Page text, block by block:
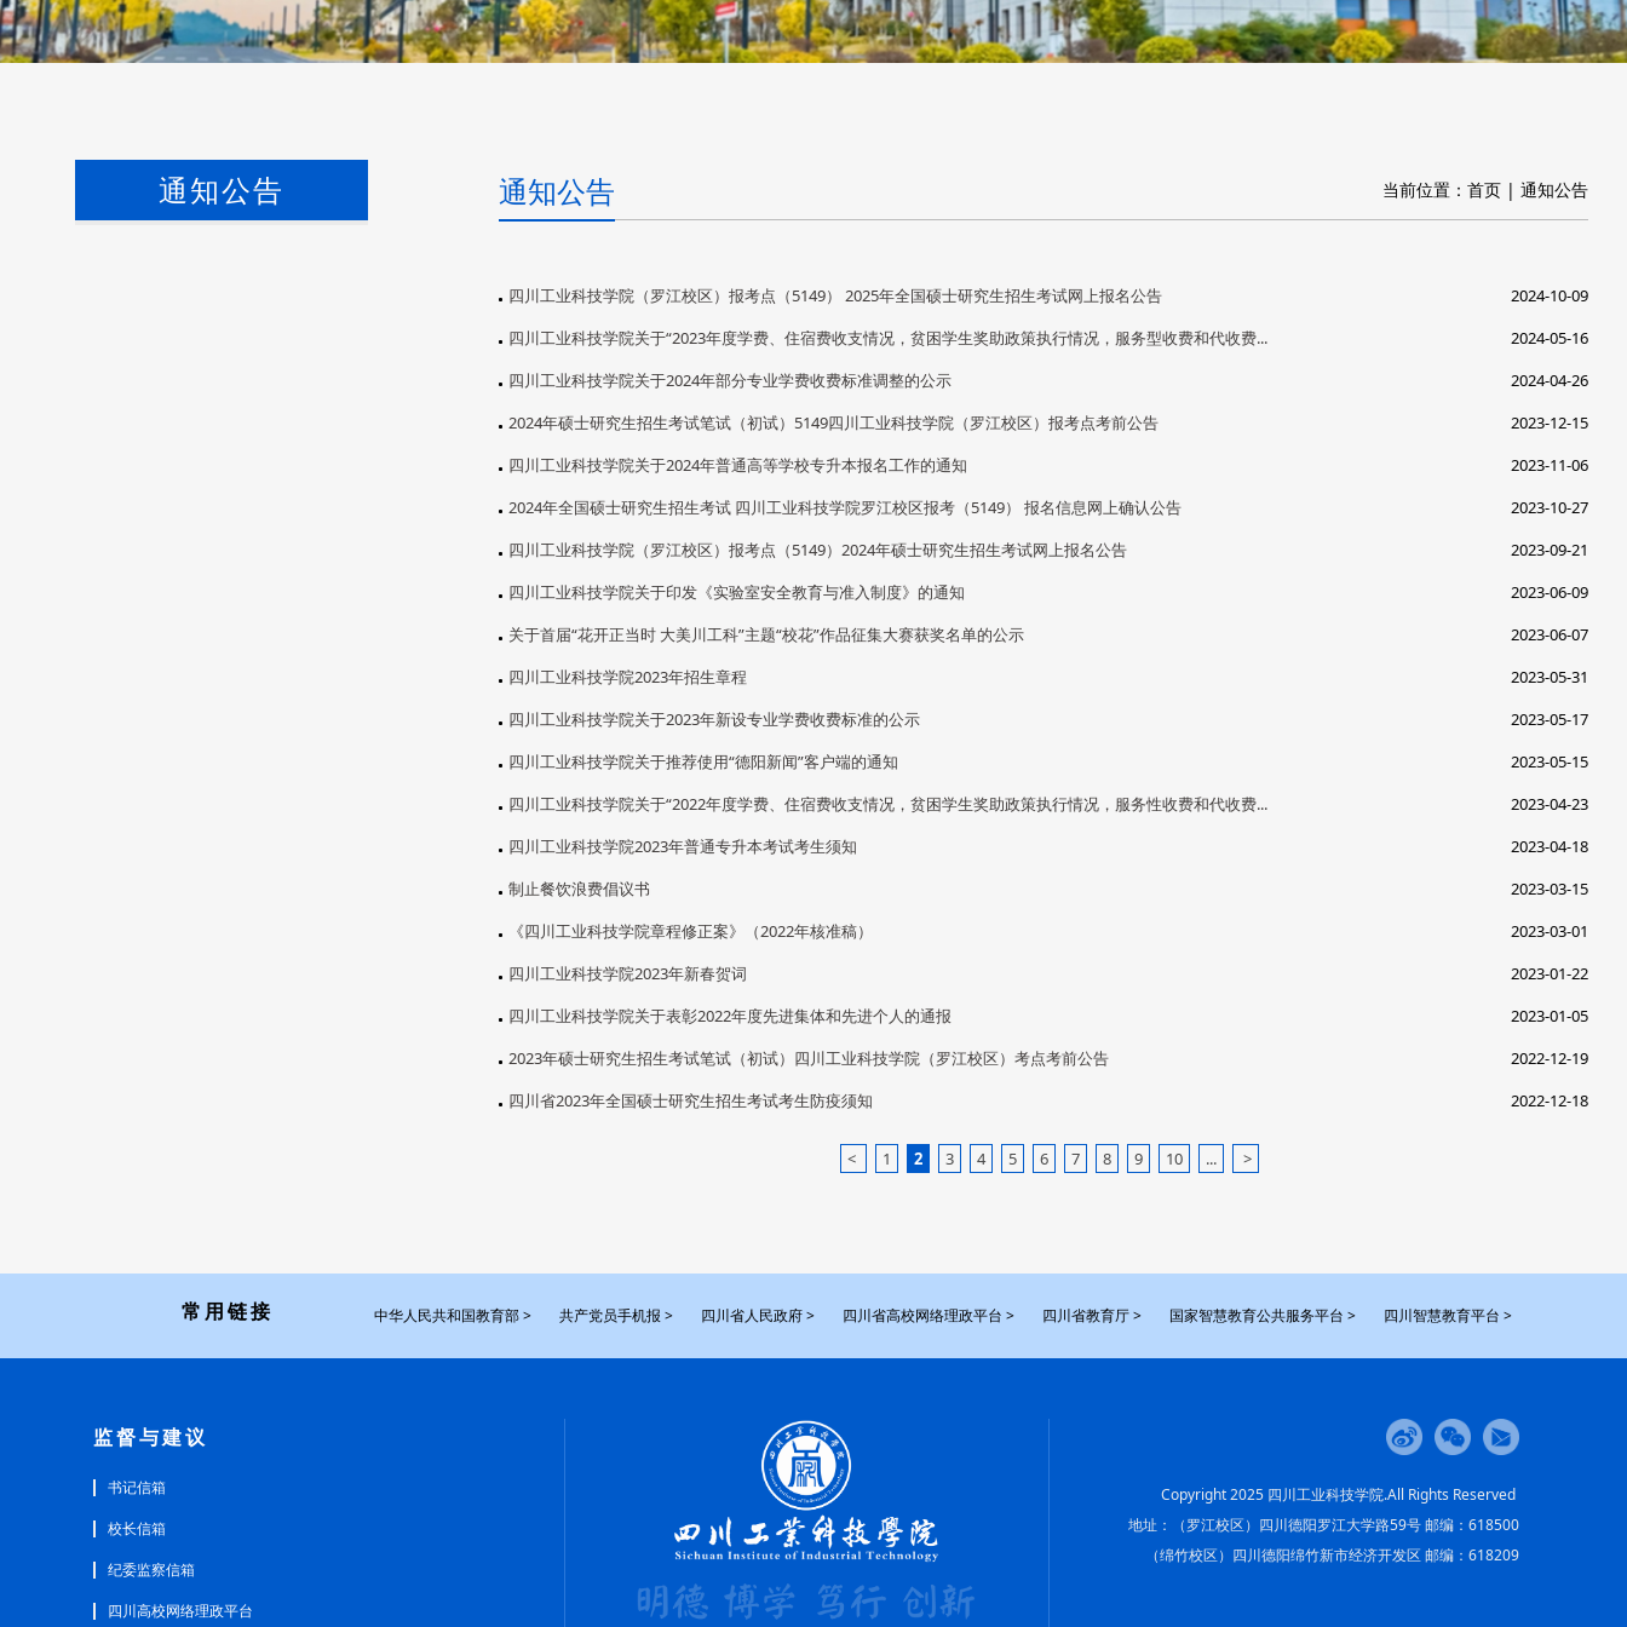
通知公告 通知公告 当前位置： 首页 | 通知公告
四川工业科技学院（罗江校区）报考点（5149） 2025年全国硕士研究生招生考试网上报名公告
2024-10-09
四川工业科技学院关于“2023年度学费、住宿费收支情况，贫困学生奖助政策执行情况，服务型收费和代收费...
2024-05-16
四川工业科技学院关于2024年部分专业学费收费标准调整的公示
2024-04-26
2024年硕士研究生招生考试笔试（初试）5149四川工业科技学院（罗江校区）报考点考前公告
2023-12-15
四川工业科技学院关于2024年普通高等学校专升本报名工作的通知
2023-11-06
2024年全国硕士研究生招生考试 四川工业科技学院罗江校区报考（5149） 报名信息网上确认公告
2023-10-27
四川工业科技学院（罗江校区）报考点（5149）2024年硕士研究生招生考试网上报名公告
2023-09-21
四川工业科技学院关于印发《实验室安全教育与准入制度》的通知
2023-06-09
关于首届“花开正当时 大美川工科”主题“校花”作品征集大赛获奖名单的公示
2023-06-07
四川工业科技学院2023年招生章程
2023-05-31
四川工业科技学院关于2023年新设专业学费收费标准的公示
2023-05-17
四川工业科技学院关于推荐使用“德阳新闻”客户端的通知
2023-05-15
四川工业科技学院关于“2022年度学费、住宿费收支情况，贫困学生奖助政策执行情况，服务性收费和代收费...
2023-04-23
四川工业科技学院2023年普通专升本考试考生须知
2023-04-18
制止餐饮浪费倡议书
2023-03-15
《四川工业科技学院章程修正案》（2022年核准稿）
2023-03-01
四川工业科技学院2023年新春贺词
2023-01-22
四川工业科技学院关于表彰2022年度先进集体和先进个人的通报
2023-01-05
2023年硕士研究生招生考试笔试（初试）四川工业科技学院（罗江校区）考点考前公告
2022-12-19
四川省2023年全国硕士研究生招生考试考生防疫须知
2022-12-18
< 1 2 3 4 5 6 7 8 9 10 ... >
常用链接 中华人民共和国教育部 > 共产党员手机报 > 四川省人民政府 > 四川省高校网络理政平台 > 四川省教育厅 > 国家智慧教育公共服务平台 > 四川智慧教育平台 >
监督与建议
书记信箱
校长信箱
纪委监察信箱
四川高校网络理政平台
Copyright 2025 四川工业科技学院.All Rights Reserved
地址：（罗江校区）四川德阳罗江大学路59号 邮编：618500
（绵竹校区）四川德阳绵竹新市经济开发区 邮编：618209